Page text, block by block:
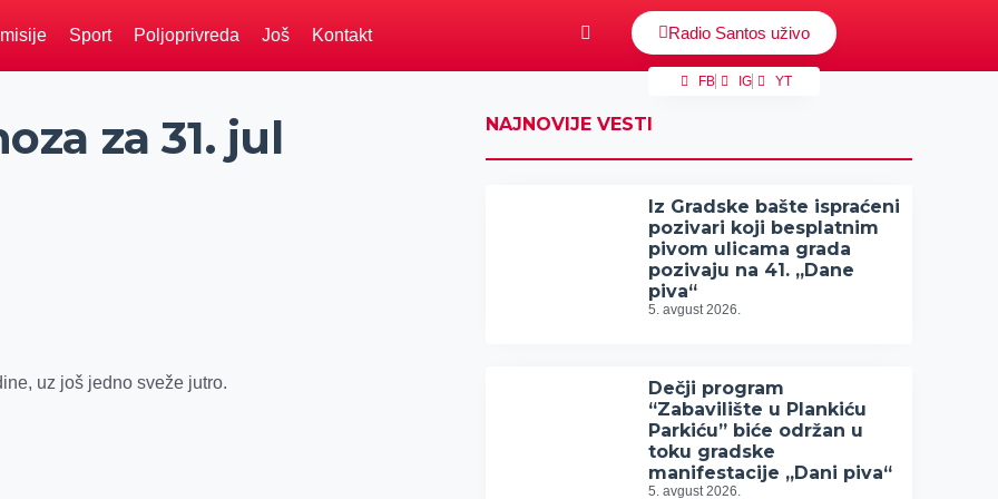
Sport Poljoprivreda Još Kontakt Radio Santos uživo
FB IG YT
za 31. jul
uz još jedno sveže jutro.
NAJNOVIJE VESTI
Iz Gradske bašte ispraćeni
pozivari koji besplatnim
pivom ulicama grada
pozivaju na 41. „Dane
piva“
5. avgust 2026.
Dečji program
“Zabavilište u Plankiću
Parkiću” biće održan u
toku gradske
manifestacije „Dani piva“
5. avgust 2026.